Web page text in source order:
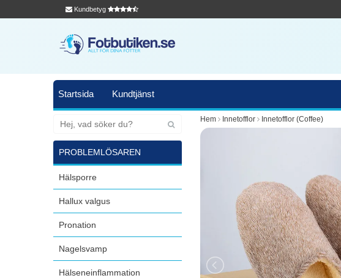
Kundbetyg
Startsida Kundtjänst
PROBLEMLÖSAREN
Hälsporre
Hallux valgus
Pronation
Nagelsvamp
Hälseneinflammation
Hem Innetofflor Innetofflor (Coffee)